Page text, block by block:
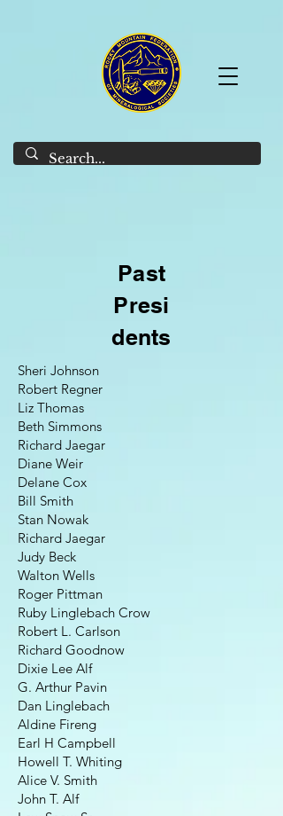
Past
Presi
dents
Sheri Johnson
Robert Regner
Liz Thomas
Beth Simmons
Richard Jaegar
Diane Weir
Delane Cox
Bill Smith
Stan Nowak
Richard Jaegar
Judy Beck
Walton Wells
Roger Pittman
Ruby Linglebach Crow
Robert L. Carlson
Richard Goodnow
Dixie Lee Alf
G. Arthur Pavin
Dan Linglebach
Aldine Fireng
Earl H Campbell
Howell T. Whiting
Alice V. Smith
John T. Alf